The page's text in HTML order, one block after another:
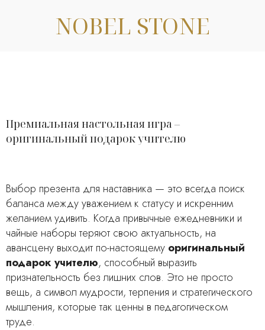
NOBEL STONE
Премиальная настольная игра –
оригинальный подарок учителю
Выбор презента для наставника — это всегда поиск
баланса между уважением к статусу и искренним
желанием удивить. Когда привычные ежедневники и
чайные наборы теряют свою актуальность, на
авансцену выходит по-настоящему оригинальный
подарок учителю, способный выразить
признательность без лишних слов. Это не просто
вещь, а символ мудрости, терпения и стратегического
мышления, которые так ценны в педагогическом
труде.